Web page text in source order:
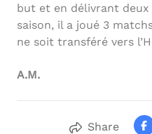
but et en délivrant deux
saison, il a joué 3
ne soit transféré vers
A.M.
Share